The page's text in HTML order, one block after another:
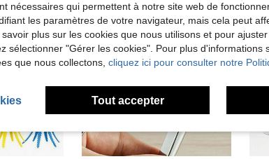
nécessaires qui permettent à notre site web de
les paramètres de votre navigateur, mais cela peut
plus sur les cookies que nous utilisons et pour
sélectionner "Gérer les cookies". Pour plus d'informations
que nous collectons, cliquez ici pour consulter notre
Tout accepter